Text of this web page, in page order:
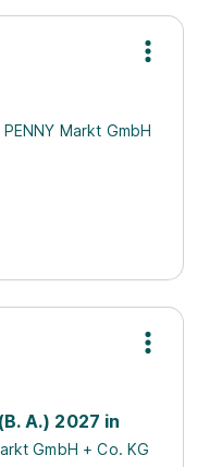
PENNY Markt GmbH
A.) 2027 in
GmbH + Co. KG